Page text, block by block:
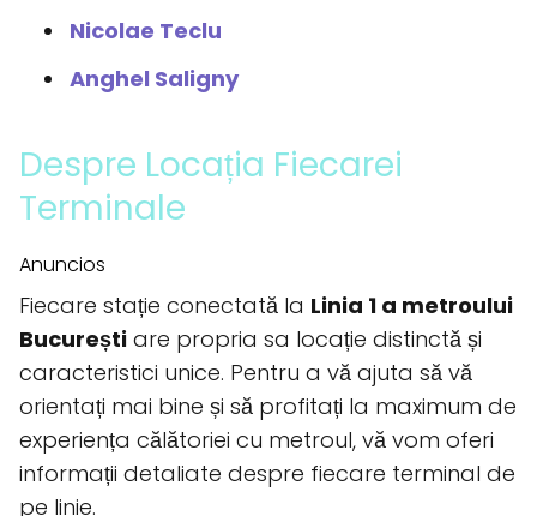
Nicolae Teclu
Anghel Saligny
Despre Locația Fiecarei
Terminale
Anuncios
Fiecare stație conectată la Linia 1 a metroului
București are propria sa locație distinctă și
caracteristici unice. Pentru a vă ajuta să vă
orientați mai bine și să profitați la maximum de
experiența călătoriei cu metroul, vă vom oferi
informații detaliate despre fiecare terminal de
pe linie.